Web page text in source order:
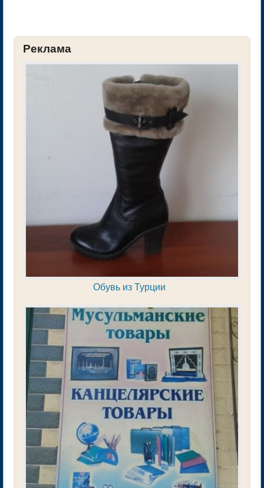
Реклама
Обувь из Турции